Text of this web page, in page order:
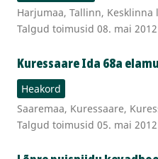
Harjumaa, Tallinn, Kesklinna
Talgud toimusid 08. mai 2012
Kuressaare Ida 68a
Heakord
Saaremaa, Kuressaare,
Talgud toimusid 05. mai 2012